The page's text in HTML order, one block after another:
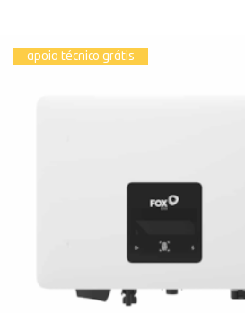
apoio técnico grátis